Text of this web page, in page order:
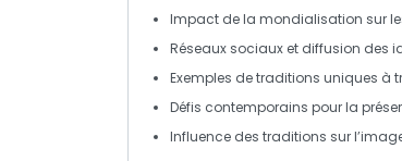
Impact de la mondialisation sur
Réseaux sociaux et diffusion des
Exemples de traditions uniques à
Défis contemporains pour la
Influence des traditions sur